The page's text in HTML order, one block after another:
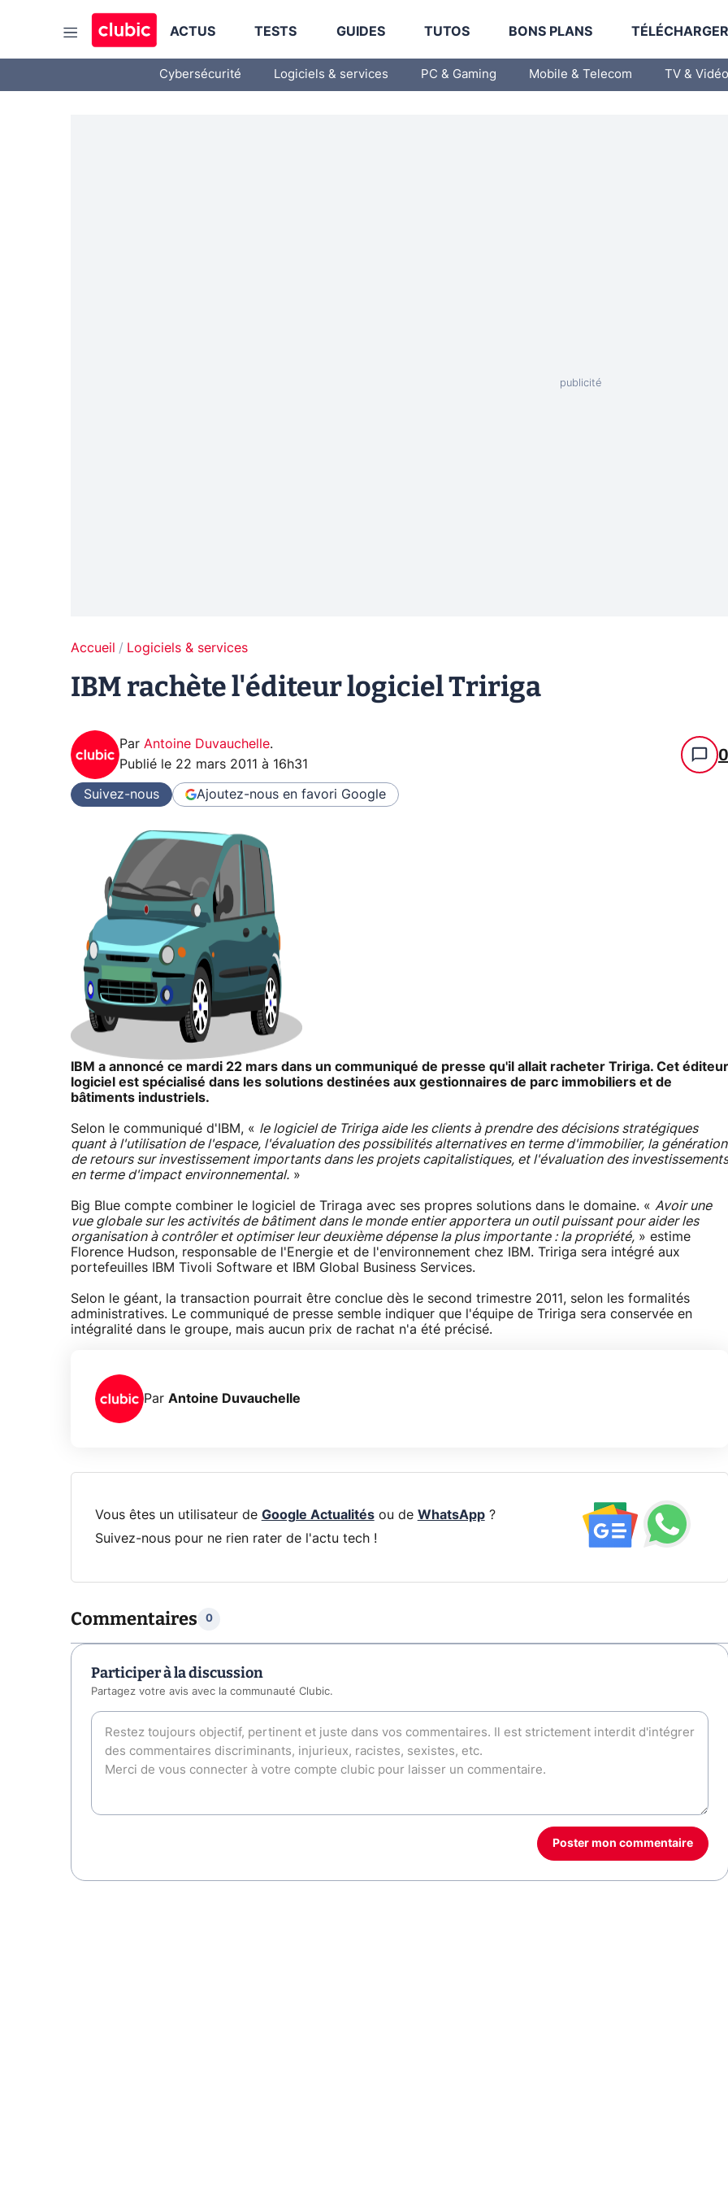
ACTUS TESTS GUIDES TUTOS BONS PLANS
Cybersécurité Logiciels & services PC & Gaming Mobile & Telecom TV & Vidéo
Accueil Logiciels & services
IBM rachète l'éditeur logiciel Tririga
Par Antoine Duvauchelle.
Publié le 22 mars 2011 à 16h31 0
Suivez-nous Ajoutez-nous en favori Google
IBM a annoncé ce mardi 22 mars dans un communiqué de presse qu'il allait racheter Tririga. Cet éditeur
logiciel est spécialisé dans les solutions destinées aux gestionnaires de parc immobiliers et de
bâtiments industriels.
Selon le communiqué d'IBM, « le logiciel de Tririga aide les clients à prendre des décisions stratégiques
quant à l'utilisation de l'espace, l'évaluation des possibilités alternatives en terme d'immobilier, la génération
de retours sur investissement importants dans les projets capitalistiques, et l'évaluation des investissements
en terme d'impact environnemental. »
Big Blue compte combiner le logiciel de Triraga avec ses propres solutions dans le domaine. « Avoir une
vue globale sur les activités de bâtiment dans le monde entier apportera un outil puissant pour aider les
organisation à contrôler et optimiser leur deuxième dépense la plus importante : la propriété, » estime
Florence Hudson, responsable de l'Energie et de l'environnement chez IBM. Tririga sera intégré aux
portefeuilles IBM Tivoli Software et IBM Global Business Services.
Selon le géant, la transaction pourrait être conclue dès le second trimestre 2011, selon les formalités
administratives. Le communiqué de presse semble indiquer que l'équipe de Tririga sera conservée en
intégralité dans le groupe, mais aucun prix de rachat n'a été précisé.
Par Antoine Duvauchelle
Vous êtes un utilisateur de Google Actualitésou de WhatsApp?
Suivez-nous pour ne rien rater de l'actu tech !
Commentaires 0
Participer à la discussion
Partagez votre avis avec la communauté Clubic.
Poster mon commentaire